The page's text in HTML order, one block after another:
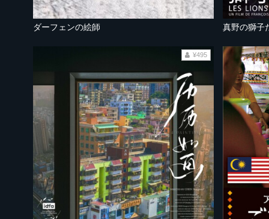
ダーフェンの絵師 真野の獅子
¥495